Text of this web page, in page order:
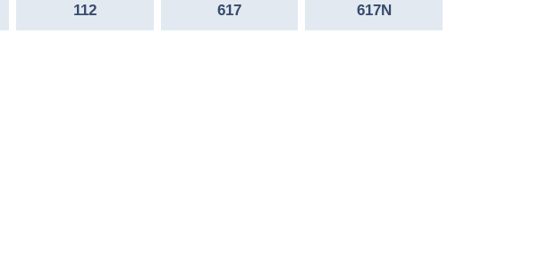
112 617 617N